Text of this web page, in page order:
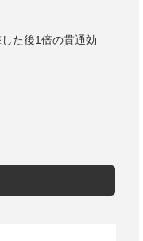
た後1倍の貫通効